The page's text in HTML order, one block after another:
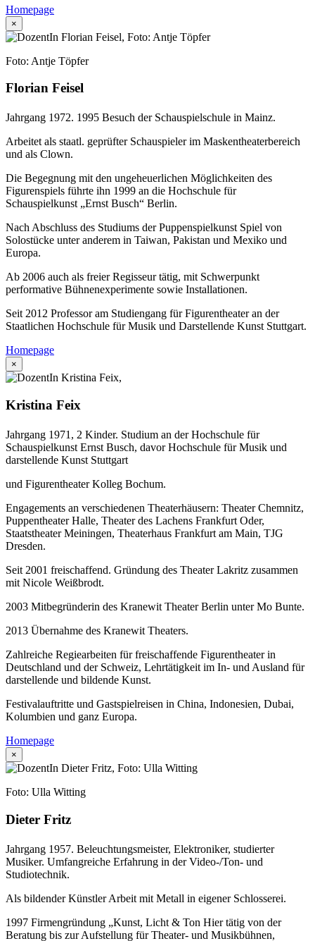
Homepage
×
Foto: Antje Töpfer
Florian Feisel
Jahrgang 1972. 1995 Besuch der Schauspielschule in Mainz.
Arbeitet als staatl. geprüfter Schauspieler im Maskentheaterbereich
und als Clown.
Die Begegnung mit den ungeheuerlichen Möglichkeiten des
Figurenspiels führte ihn 1999 an die Hochschule für
Schauspielkunst „Ernst Busch“ Berlin.
Nach Abschluss des Studiums der Puppenspielkunst Spiel von
Solostücke unter anderem in Taiwan, Pakistan und Mexiko und
Europa.
Ab 2006 auch als freier Regisseur tätig, mit Schwerpunkt
performative Bühnenexperimente sowie Installationen.
Seit 2012 Professor am Studiengang für Figurentheater an der
Staatlichen Hochschule für Musik und Darstellende Kunst Stuttgart.
Homepage
×
Kristina Feix
Jahrgang 1971, 2 Kinder. Studium an der Hochschule für
Schauspielkunst Ernst Busch, davor Hochschule für Musik und
darstellende Kunst Stuttgart
und Figurentheater Kolleg Bochum.
Engagements an verschiedenen Theaterhäusern: Theater Chemnitz,
Puppentheater Halle, Theater des Lachens Frankfurt Oder,
Staatstheater Meiningen, Theaterhaus Frankfurt am Main, TJG
Dresden.
Seit 2001 freischaffend. Gründung des Theater Lakritz zusammen
mit Nicole Weißbrodt.
2003 Mitbegründerin des Kranewit Theater Berlin unter Mo Bunte.
2013 Übernahme des Kranewit Theaters.
Zahlreiche Regiearbeiten für freischaffende Figurentheater in
Deutschland und der Schweiz, Lehrtätigkeit im In- und Ausland für
darstellende und bildende Kunst.
Festivalauftritte und Gastspielreisen in China, Indonesien, Dubai,
Kolumbien und ganz Europa.
Homepage
×
Foto: Ulla Witting
Dieter Fritz
Jahrgang 1957. Beleuchtungsmeister, Elektroniker, studierter
Musiker. Umfangreiche Erfahrung in der Video-/Ton- und
Studiotechnik.
Als bildender Künstler Arbeit mit Metall in eigener Schlosserei.
1997 Firmengründung „Kunst, Licht & Ton Hier tätig von der
Beratung bis zur Aufstellung für Theater- und Musikbühnen,